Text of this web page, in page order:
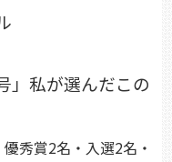
」私が選んだこの
秀賞2名・入選2名・